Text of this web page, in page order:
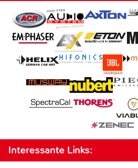
Interessante Links: